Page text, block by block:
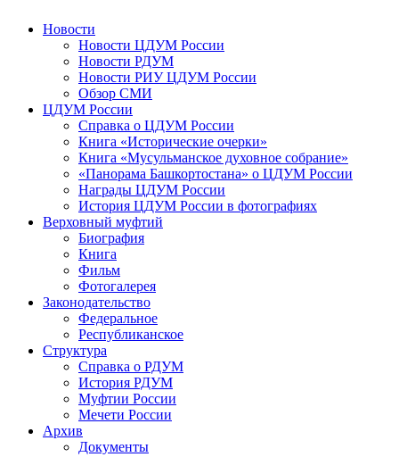
Новости
Новости ЦДУМ России
Новости РДУМ
Новости РИУ ЦДУМ России
Обзор СМИ
ЦДУМ России
Справка о ЦДУМ России
Книга «Исторические очерки»
Книга «Мусульманское духовное собрание»
«Панорама Башкортостана» о ЦДУМ России
Награды ЦДУМ России
История ЦДУМ России в фотографиях
Верховный муфтий
Биография
Книга
Фильм
Фотогалерея
Законодательство
Федеральное
Республиканское
Структура
Справка о РДУМ
История РДУМ
Муфтии России
Мечети России
Архив
Документы